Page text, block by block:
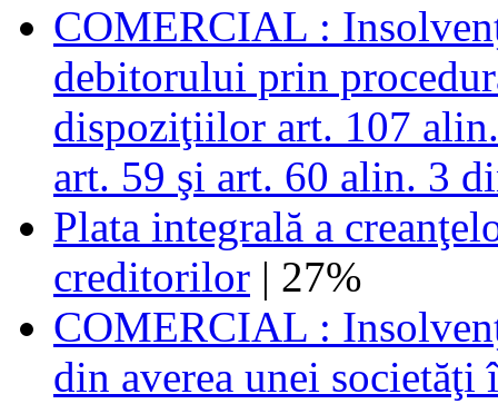
COMERCIAL :
debitorului prin
dispoziţiilor art. 107
art. 59 şi art. 60 alin. 3
Plata integrală a
creditorilor | 27%
COMERCIAL :
din averea unei